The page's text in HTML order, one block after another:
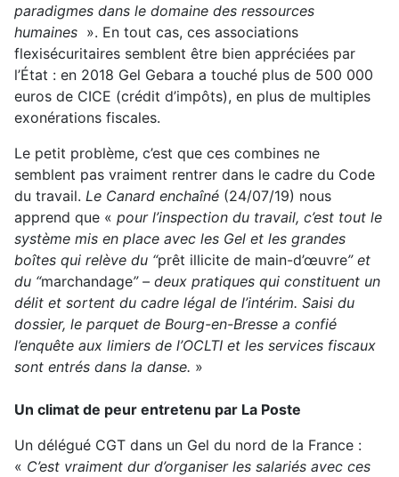
paradigmes dans le domaine des ressources
humaines ». En tout cas, ces associations
flexisécuritaires semblent être bien appréciées par
l’État : en 2018 Gel Gebara a touché plus de 500 000
euros de CICE (crédit d’impôts), en plus de multiples
exonérations fiscales.
Le petit problème, c’est que ces combines ne
semblent pas vraiment rentrer dans le cadre du Code
du travail. Le Canard enchaîné (24/07/19) nous
apprend que « pour l’inspection du travail, c’est tout le
système mis en place avec les Gel et les grandes
boîtes qui relève du “prêt illicite de main-d’œuvre” et
du “marchandage” – deux pratiques qui constituent un
délit et sortent du cadre légal de l’intérim. Saisi du
dossier, le parquet de Bourg-en-Bresse a confié
l’enquête aux limiers de l’OCLTI et les services fiscaux
sont entrés dans la danse. »
Un climat de peur entretenu par La Poste
Un délégué CGT dans un Gel du nord de la France :
« C’est vraiment dur d’organiser les salariés avec ces